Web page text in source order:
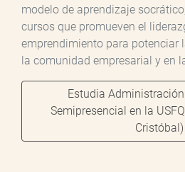
modelo de aprendizaje
cursos que promueven el
emprendimiento para potenciar
la comunidad empresarial y en
Estudia
Semipresencial en la
Cristóbal)